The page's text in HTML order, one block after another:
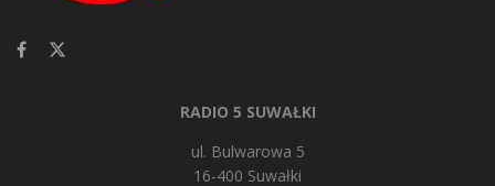
RADIO 5 SUWAŁKI
ul. Bulwarowa 5
16-400 Suwałki